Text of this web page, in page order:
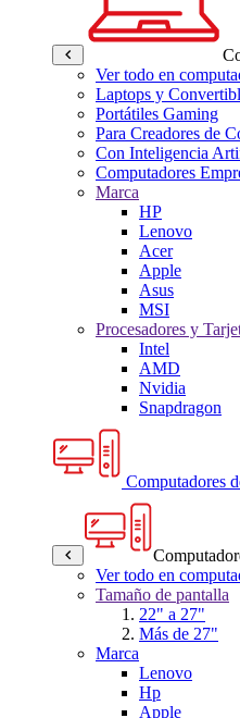
Ver todo en
Laptops y
Portátiles Gaming
Para Creadores de
Con Inteligencia
Computadores
Marca
HP
Lenovo
Acer
Apple
Asus
MSI
Procesadores y
Intel
AMD
Nvidia
Snapdragon
Computadores
Ver todo en
Tamaño de pantalla
22" a 27"
Más de 27"
Marca
Lenovo
Hp
Apple